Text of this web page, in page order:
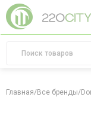
Главная/Все бренды/